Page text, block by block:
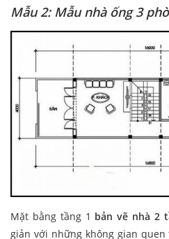
Mẫu 2: Mẫu nhà ống 3
Mặt bằng tầng 1 bản vẽ nhà 2
giản với những không gian